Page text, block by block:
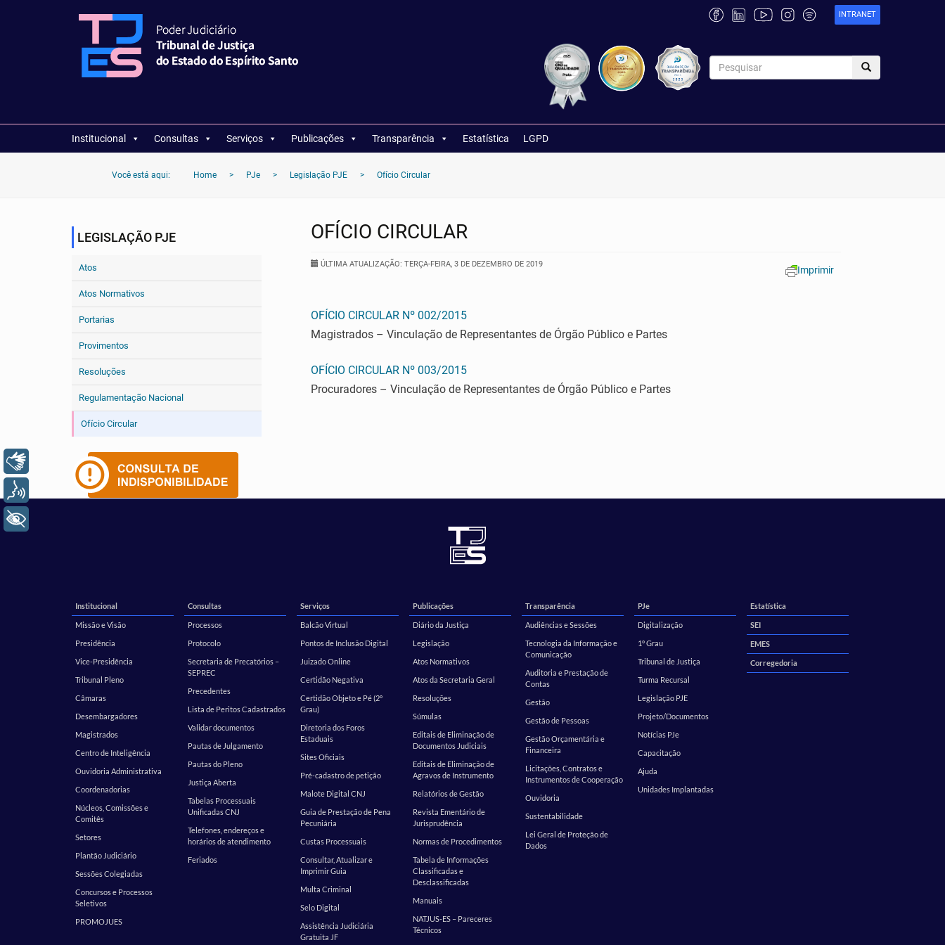
INTRANET
Institucional Consultas Serviços Publicações Transparência Estatística LGPD
Você está aqui: Home > PJe > Legislação PJE > Ofício Circular
LEGISLAÇÃO PJE
Atos
Atos Normativos
Portarias
Provimentos
Resoluções
Regulamentação Nacional
Ofício Circular
OFÍCIO CIRCULAR
Imprimir
ÚLTIMA ATUALIZAÇÃO: TERÇA-FEIRA, 3 DE DEZEMBRO DE 2019
OFÍCIO CIRCULAR Nº 002/2015
Magistrados – Vinculação de Representantes de Órgão Público e Partes
OFÍCIO CIRCULAR Nº 003/2015
Procuradores – Vinculação de Representantes de Órgão Público e Partes
Institucional
Missão e Visão
Presidência
Vice-Presidência
Tribunal Pleno
Câmaras
Desembargadores
Magistrados
Centro de Inteligência
Ouvidoria Administrativa
Coordenadorias
Núcleos, Comissões e
Comitês
Setores
Plantão Judiciário
Sessões Colegiadas
Concursos e Processos
Seletivos
PROMOJUES
Consultas
Processos
Protocolo
Secretaria de Precatórios –
SEPREC
Precedentes
Lista de Peritos Cadastrados
Validar documentos
Pautas de Julgamento
Pautas do Pleno
Justiça Aberta
Tabelas Processuais
Unificadas CNJ
Telefones, endereços e
horários de atendimento
Feriados
Serviços
Balcão Virtual
Pontos de Inclusão Digital
Juizado Online
Certidão Negativa
Certidão Objeto e Pé (2º
Grau)
Diretoria dos Foros
Estaduais
Sites Oficiais
Pré-cadastro de petição
Malote Digital CNJ
Guia de Prestação de Pena
Pecuniária
Custas Processuais
Consultar, Atualizar e
Imprimir Guia
Multa Criminal
Selo Digital
Assistência Judiciária
Gratuita JF
Publicações
Diário da Justiça
Legislação
Atos Normativos
Atos da Secretaria Geral
Resoluções
Súmulas
Editais de Eliminação de
Documentos Judiciais
Editais de Eliminação de
Agravos de Instrumento
Relatórios de Gestão
Revista Ementário de
Jurisprudência
Normas de Procedimentos
Tabela de Informações
Classificadas e
Desclassificadas
Manuais
NATJUS-ES – Pareceres
Técnicos
Transparência
Audiências e Sessões
Tecnologia da Informação e
Comunicação
Auditoria e Prestação de
Contas
Gestão
Gestão de Pessoas
Gestão Orçamentária e
Financeira
Licitações, Contratos e
Instrumentos de Cooperação
Ouvidoria
Sustentabilidade
Lei Geral de Proteção de
Dados
PJe
Digitalização
1º Grau
Tribunal de Justiça
Turma Recursal
Legislação PJE
Projeto/Documentos
Notícias PJe
Capacitação
Ajuda
Unidades Implantadas
Estatística
SEI
EMES
Corregedoria